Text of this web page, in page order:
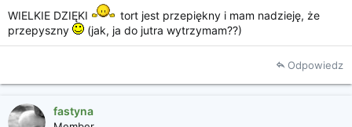
WIELKIE DZIĘKI
tort jest przepiękny i mam nadzieję, że
przepyszny
(jak, ja do jutra wytrzymam??)
Odpowiedz
fastyna